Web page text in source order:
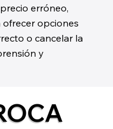
erróneo,
opciones
o cancelar la
y